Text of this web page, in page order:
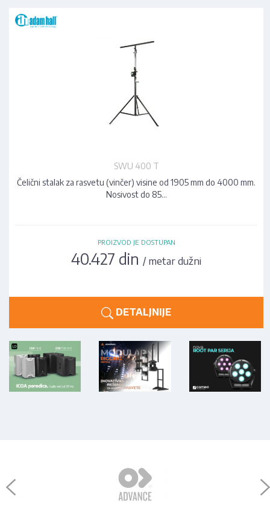
SWU 400 T
Čelični stalak za rasvetu (vinčer) visine od 1905 mm do 4000 mm.
Nosivost do 85…
PROIZVOD JE DOSTUPAN
40.427 din / metar dužni
DETALJNIJE